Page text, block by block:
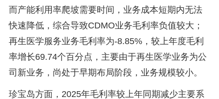
而产能利用率爬坡需要时间，业务成本短期内无法
快速降低，综合导致CDMO业务毛利率负值较大；
再生医学服务业务毛利率为-8.85%，较上年度毛利
率增长69.74个百分点，主要由于再生医学业务为公
司新业务，尚处于早期布局阶段，业务规模较小。
珍宝岛方面，2025年毛利率较上年同期减少主要系